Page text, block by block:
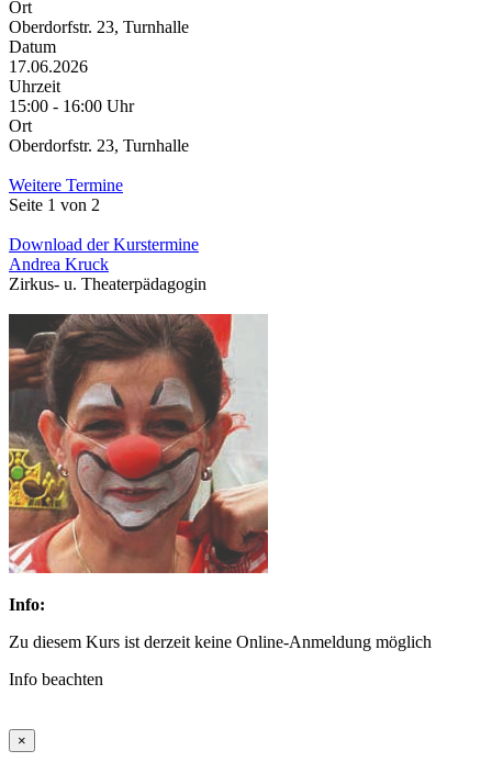
Ort
Oberdorfstr. 23, Turnhalle
Datum
17.06.2026
Uhrzeit
15:00 - 16:00 Uhr
Ort
Oberdorfstr. 23, Turnhalle
Weitere Termine
Seite 1 von 2
Download der Kurstermine
Andrea Kruck
Zirkus- u. Theaterpädagogin
Info:
Zu diesem Kurs ist derzeit keine Online-Anmeldung möglich
Info beachten
×